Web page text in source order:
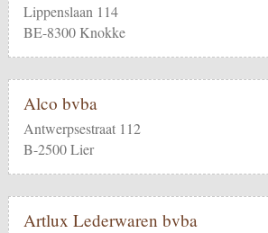
Lippenslaan 114
BE-8300 Knokke
Alco bvba
Antwerpsestraat 112
B-2500 Lier
Artlux Lederwaren bvba